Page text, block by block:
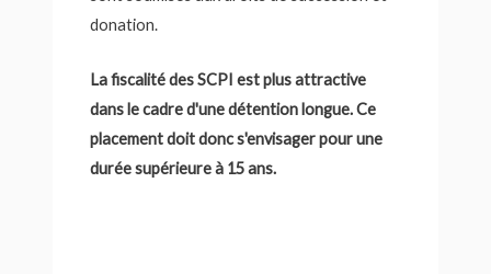
donation.
La fiscalité des SCPI est plus attractive
dans le cadre d'une détention longue. Ce
placement doit donc s'envisager pour une
durée supérieure à 15 ans.